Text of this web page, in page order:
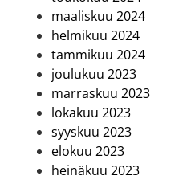
maaliskuu 2024
helmikuu 2024
tammikuu 2024
joulukuu 2023
marraskuu 2023
lokakuu 2023
syyskuu 2023
elokuu 2023
heinäkuu 2023